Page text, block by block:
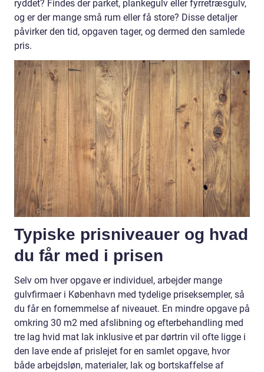
ryddet? Findes der parket, plankegulv eller fyrretræsgulv,
og er der mange små rum eller få store? Disse detaljer
påvirker den tid, opgaven tager, og dermed den samlede
pris.
Typiske prisniveauer og hvad
du får med i prisen
Selv om hver opgave er individuel, arbejder mange
gulvfirmaer i København med tydelige priseksempler, så
du får en fornemmelse af niveauet. En mindre opgave på
omkring 30 m2 med afslibning og efterbehandling med
tre lag hvid mat lak inklusive et par dørtrin vil ofte ligge i
den lave ende af prislejet for en samlet opgave, hvor
både arbejdsløn, materialer, lak og bortskaffelse af